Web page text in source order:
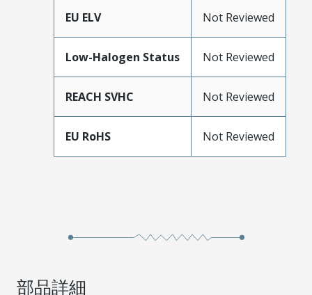
EU ELV Not Reviewed
Low-Halogen Status Not Reviewed
REACH SVHC Not Reviewed
EU RoHS Not Reviewed
部品詳細